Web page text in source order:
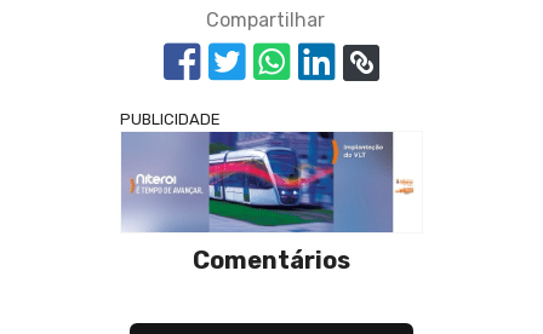
Compartilhar
PUBLICIDADE
Comentários